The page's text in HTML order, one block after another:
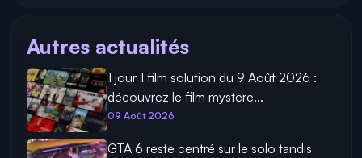
Autres actualités
1 jour 1 film solution du 9 Août 2026 :
découvrez le film mystère...
09 Août 2026
GTA 6 reste centré sur le solo tandis